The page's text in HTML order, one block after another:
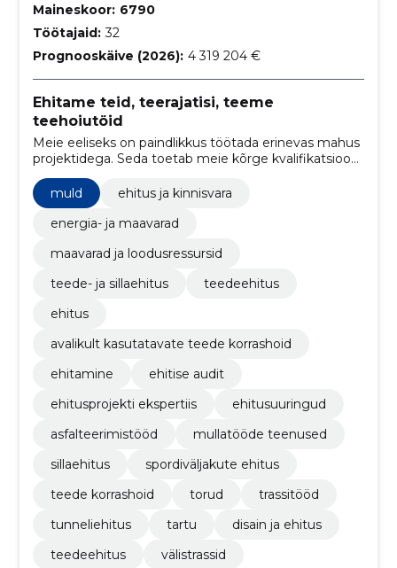
Maineskoor: 6790
Töötajaid: 32
Prognooskäive (2026): 4 319 204 €
Ehitame teid, teerajatisi, teeme
teehoiutöid
Meie eeliseks on paindlikkus töötada erinevas mahus
projektidega. Seda toetab meie kõrge kvalifikatsioon,
muld
ehitus ja kinnisvara
energia- ja maavarad
maavarad ja loodusressursid
teede- ja sillaehitus
teedeehitus
ehitus
avalikult kasutatavate teede korrashoid
ehitamine
ehitise audit
ehitusprojekti ekspertiis
ehitusuuringud
asfalteerimistööd
mullatööde teenused
sillaehitus
spordiväljakute ehitus
teede korrashoid
torud
trassitööd
tunneliehitus
tartu
disain ja ehitus
teedeehitus
välistrassid